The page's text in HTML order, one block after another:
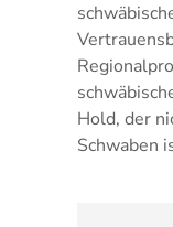
Hold, der
Schwaben